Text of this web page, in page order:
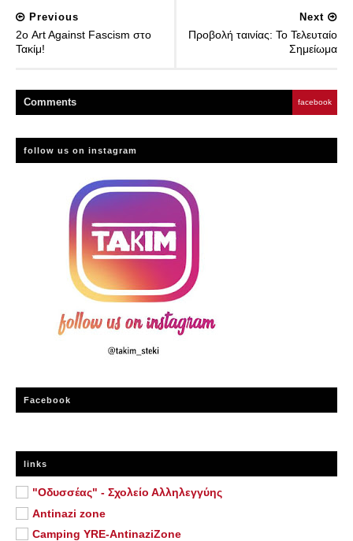
Next
Προβολή ταινίας: Το Τελευταίο
Σημείωμα
Previous
2ο Art Against Fascism στο
Τακίμ!
Comments facebook
follow us on instagram
Facebook
links
"Οδυσσέας" - Σχολείο Αλληλεγγύης
Antinazi zone
Camping YRE-AntinaziZone